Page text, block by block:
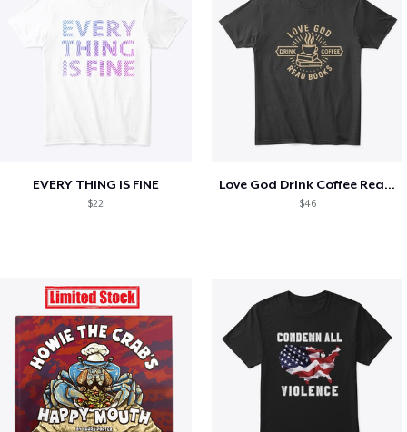
EVERY THING IS FINE
$22
Love God Drink Coffee Read Books
$46